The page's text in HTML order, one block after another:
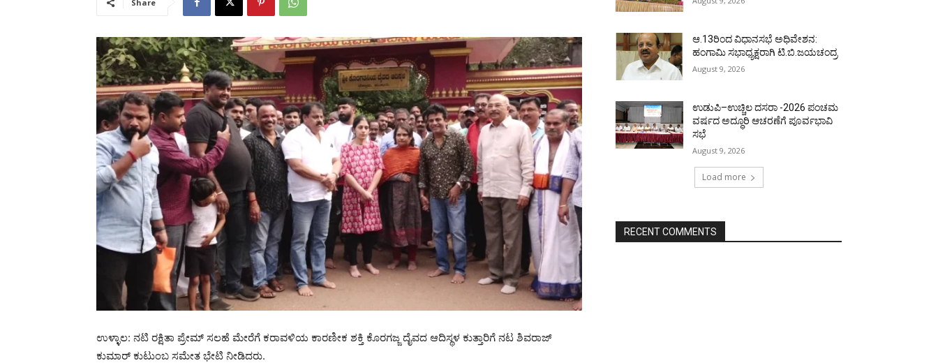
Share
ಉಳ್ಳಾಲ: ನಟಿ ರಕ್ಷಿತಾ ಪ್ರೇಮ್ ಸಲಹೆ ಮೇರೆಗೆ ಕರಾವಳಿಯ ಕಾರಣೀಕ ಶಕ್ತಿ ಕೊರಗಜ್ಜ ದೈವದ ಆದಿಸ್ಥಳ ಕುತ್ತಾರಿಗೆ ನಟ ಶಿವರಾಜ್
ಕುಮಾರ್ ಕುಟುಂಬ ಸಮೇತ ಭೇಟಿ ನೀಡಿದರು.
ಆ.13ರಿಂದ ವಿಧಾನಸಭೆ ಅಧಿವೇಶನ:
ಹಂಗಾಮಿ ಸಭಾಧ್ಯಕ್ಷರಾಗಿ ಟಿ.ಬಿ.ಜಯಚಂದ್ರ
August 9, 2026
ಉಡುಪಿ–ಉಚ್ಚಿಲ ದಸರಾ -2026 ಪಂಚಮ
ವರ್ಷದ ಅದ್ಧೂರಿ ಆಚರಣೆಗೆ ಪೂರ್ವಭಾವಿ
ಸಭೆ
August 9, 2026
Load more
RECENT COMMENTS